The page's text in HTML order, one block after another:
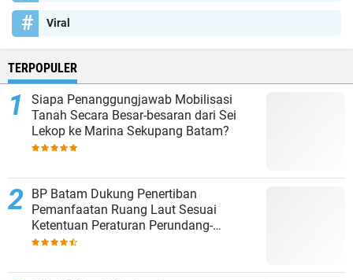
Viral
TERPOPULER
Siapa Penanggungjawab Mobilisasi
Tanah Secara Besar-besaran dari Sei
Lekop ke Marina Sekupang Batam?
BP Batam Dukung Penertiban
Pemanfaatan Ruang Laut Sesuai
Ketentuan Peraturan Perundang-
undangan